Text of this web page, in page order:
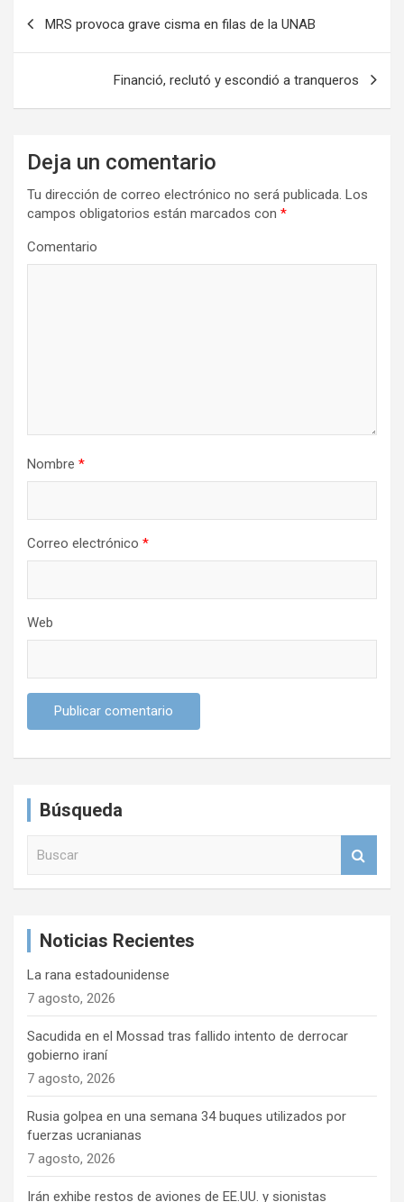
MRS provoca grave cisma en filas de la UNAB
Financió, reclutó y escondió a tranqueros
Deja un comentario
Tu dirección de correo electrónico no será publicada. Los
campos obligatorios están marcados con *
Comentario
Nombre *
Correo electrónico *
Web
Búsqueda
Noticias Recientes
La rana estadounidense
7 agosto, 2026
Sacudida en el Mossad tras fallido intento de derrocar
gobierno iraní
7 agosto, 2026
Rusia golpea en una semana 34 buques utilizados por
fuerzas ucranianas
7 agosto, 2026
Irán exhibe restos de aviones de EE.UU. y sionistas